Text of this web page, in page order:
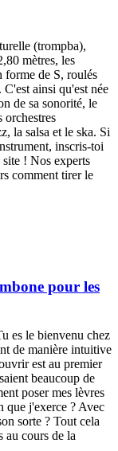
(trompba),
mètres, les
forme de S, roulés
ainsi qu'est née
de sa sonorité, le
orchestres
la salsa et le ska. Si
inscris-toi
site ! Nos experts
comment tirer le
pour les
es le bienvenu chez
de manière intuitive
est au premier
beaucoup de
poser mes lèvres
que j'exerce ? Avec
sorte ? Tout cela
au cours de la